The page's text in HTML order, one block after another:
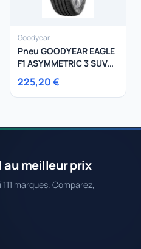
Goodyear
Pneu GOODYEAR EAGLE
F1 ASYMMETRIC 3 SUV
245/50R20 105V
225,20 €
au meilleur prix
marques. Comparez,